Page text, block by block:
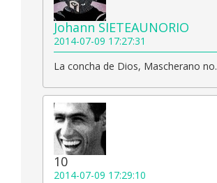
Johann SIETEAUNORIO
2014-07-09 17:27:31
La concha de Dios, Mascherano no.
10
2014-07-09 17:29:10